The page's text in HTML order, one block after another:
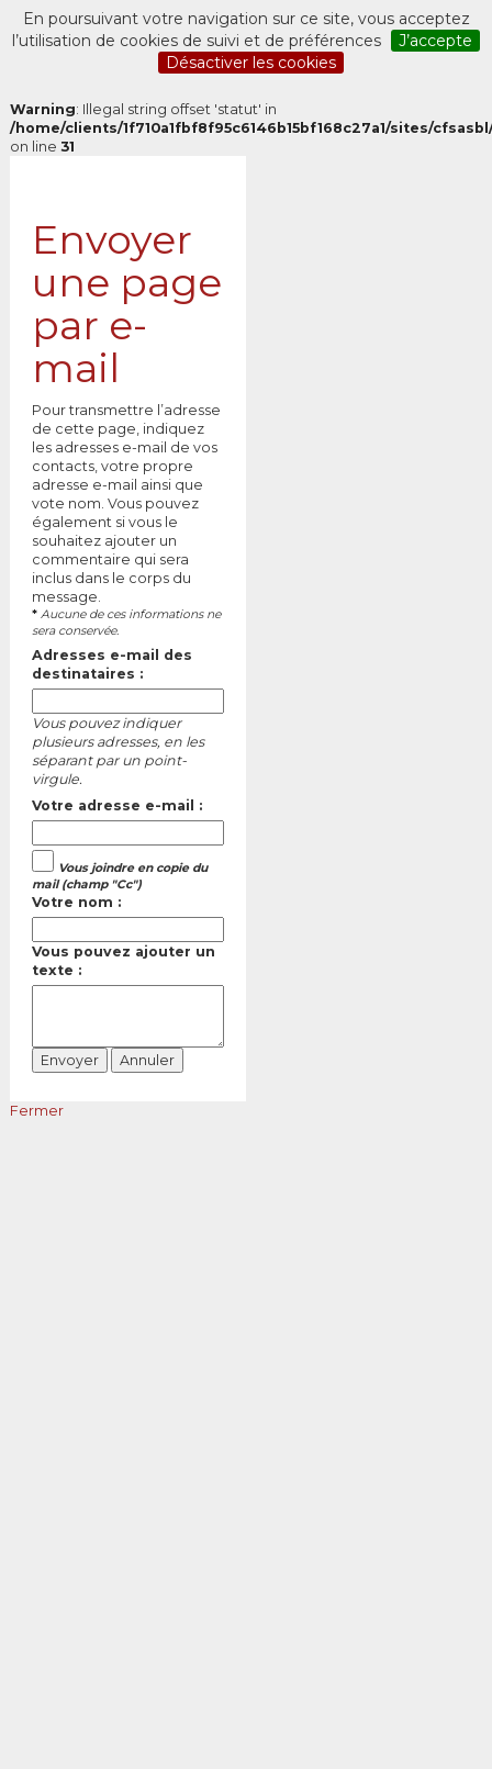
En poursuivant votre navigation sur ce site, vous acceptez
l’utilisation de cookies de suivi et de préférences
J’accepte
Désactiver les cookies
Warning: Illegal string offset 'statut' in
/home/clients/1f710a1fbf8f95c6146b15bf168c27a1/sites/
on line 31
Envoyer
une page
par e-
mail
Pour transmettre l’adresse
de cette page, indiquez
les adresses e-mail de vos
contacts, votre propre
adresse e-mail ainsi que
vote nom. Vous pouvez
également si vous le
souhaitez ajouter un
commentaire qui sera
inclus dans le corps du
message.
* Aucune de ces informations ne
sera conservée.
Adresses e-mail des
destinataires :
Vous pouvez indiquer
plusieurs adresses, en les
séparant par un point-
virgule.
Votre adresse e-mail :
Vous joindre en copie du
mail (champ "Cc")
Votre nom :
Vous pouvez ajouter un
texte :
Fermer